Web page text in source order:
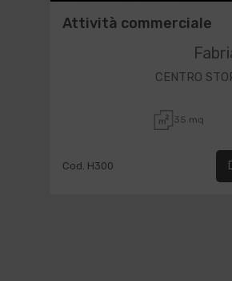
Attività commerciale
CENTRO
35 mq
Cod. H300